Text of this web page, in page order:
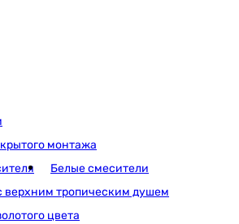
монтажа
Белые смесители
тропическим душем
цвета